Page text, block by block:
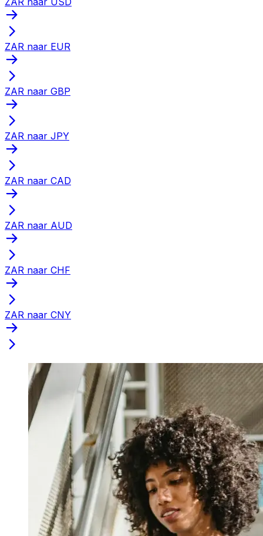
ZAR naar EUR
ZAR naar GBP
ZAR naar JPY
ZAR naar CAD
ZAR naar AUD
ZAR naar CHF
ZAR naar CNY